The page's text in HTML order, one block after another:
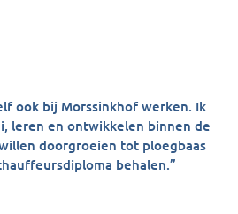
ook bij Morssinkhof werken. Ik
leren en ontwikkelen binnen de
doorgroeien tot ploegbaas
behalen.”